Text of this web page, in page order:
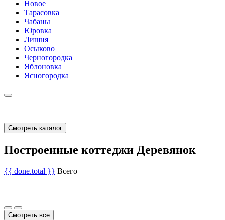
Новое
Тарасовка
Чабаны
Юровка
Лишня
Осыково
Черногородка
Яблоновка
Ясногородка
Смотреть каталог
Построенные коттеджи Деревянок
{{ done.total }} Всего
Смотреть все